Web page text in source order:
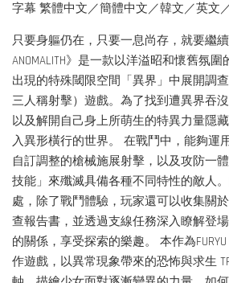
字幕 繁體中文／簡體中文／韓文／英文
只要身軀仍在，只要一息尚存，就要繼
ANOMALITH》是一款以洋溢昭和懷舊氛
出現的特殊閾限空間「異界」中展開調
三人稱射擊）遊戲。為了找到遭異界吞
以及解開自己身上所萌生的特異力量隱
入異形橫行的世界。 在戰鬥中，能夠運
自訂調整的槍械施展射擊，以及攻防一
技能」來殲滅具備各種不同特性的敵人
處，除了戰鬥體驗，玩家還可以收集關
查報告書，並透過支線任務深入瞭解登
的關係，享受探索的樂趣。 本作為
作遊戲，以異常現象帶來的恐怖與求生